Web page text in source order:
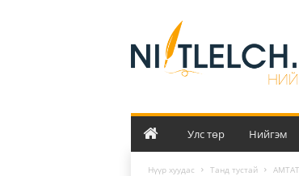
й
т
л
Улс төр Нийгэм
Нүүр хуудас Танд тустай